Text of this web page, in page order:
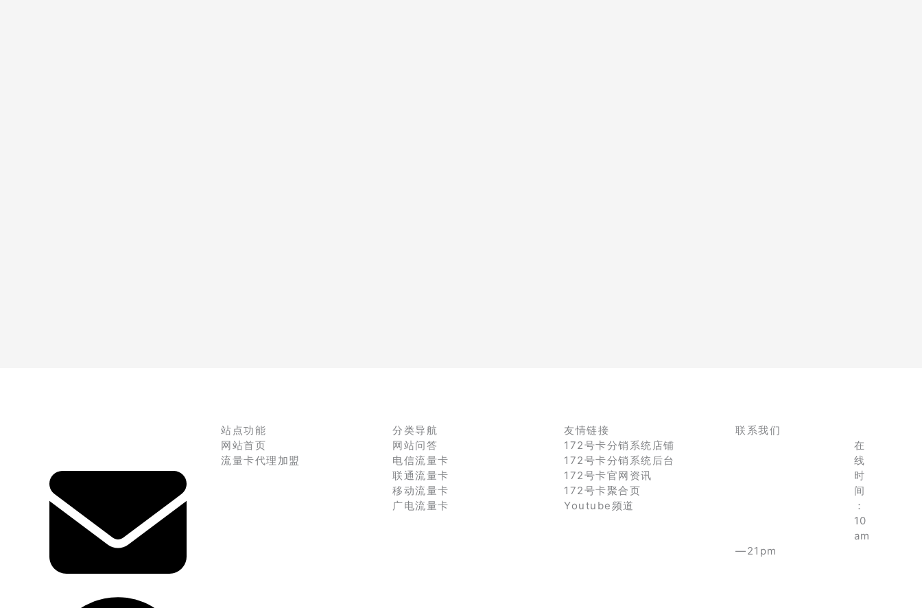
站点功能
网站首页
流量卡代理加盟
分类导航
网站问答
电信流量卡
联通流量卡
移动流量卡
广电流量卡
友情链接
172号卡分销系统店铺
172号卡分销系统后台
172号卡官网资讯
172号卡聚合页
Youtube频道
联系我们
在
线
时
间
：
10
am
—21pm